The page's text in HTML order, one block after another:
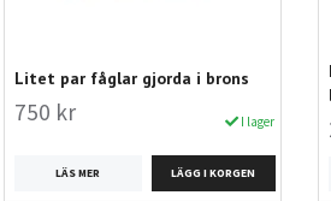
Litet par fåglar gjorda i brons
750 kr I lager
LÄS MER